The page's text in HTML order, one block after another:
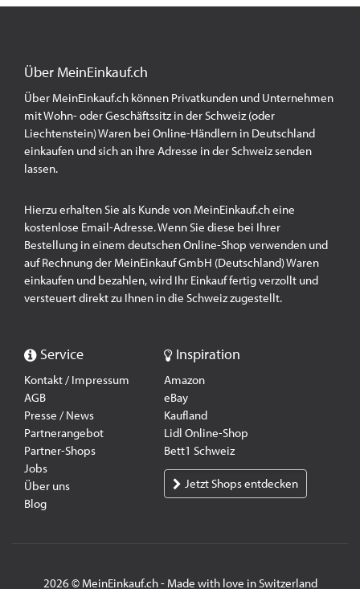
Über MeinEinkauf.ch
Über MeinEinkauf.ch können Privatkunden und Unternehmen
mit Wohn- oder Geschäftssitz in der Schweiz (oder
Liechtenstein) Waren bei Online-Händlern in Deutschland
einkaufen und sich an ihre Adresse in der Schweiz senden
lassen.
Hierzu erhalten Sie als Kunde von MeinEinkauf.ch eine
kostenlose Email-Adresse. Wenn Sie diese bei Ihrer
Bestellung in einem deutschen Online-Shop verwenden und
auf Rechnung der MeinEinkauf GmbH (Deutschland) Waren
einkaufen und bezahlen, wird Ihr Einkauf fertig verzollt und
versteuert direkt zu Ihnen in die Schweiz zugestellt.
Service
Kontakt / Impressum
AGB
Presse / News
Partnerangebot
Partner-Shops
Jobs
Über uns
Blog
Inspiration
Amazon
eBay
Kaufland
Lidl Online-Shop
Bett1 Schweiz
Jetzt Shops entdecken
2026 © MeinEinkauf.ch - Made with love in Switzerland